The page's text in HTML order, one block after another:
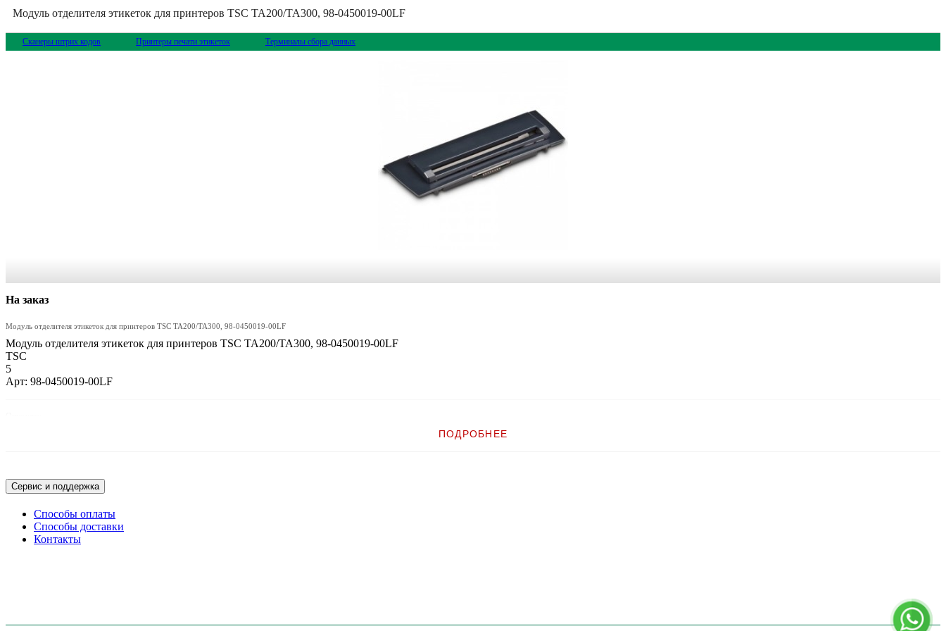
Модуль отделителя этикеток для принтеров TSC TA200/TA300, 98-0450019-00LF
Сканеры штрих кодов Принтеры печати этикеток Терминалы сбора данных
На заказ
Модуль отделителя этикеток для принтеров TSC TA200/TA300, 98-0450019-00LF
Модуль отделителя этикеток для принтеров TSC TA200/TA300, 98-0450019-00LF
TSC
5
Арт: 98-0450019-00LF
ПОДРОБНЕЕ
Сервис и поддержка
Способы оплаты
Способы доставки
Контакты